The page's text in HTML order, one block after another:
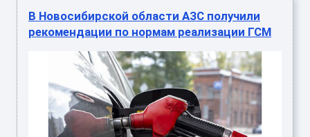
В Новосибирской области АЗС получили
рекомендации по нормам реализации ГСМ